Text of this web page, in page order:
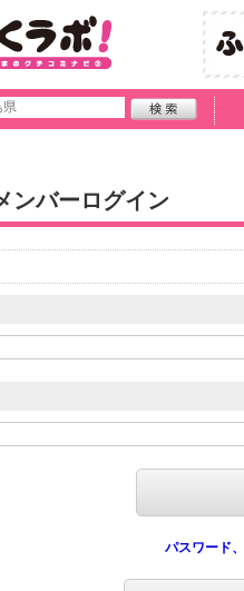
ンバーログイン
パスワード